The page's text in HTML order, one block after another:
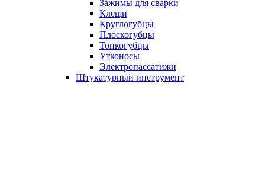
Зажимы для сварки
Клещи
Круглогубцы
Плоскогубцы
Тонкогубцы
Утконосы
Электропассатижи
Штукатурный инструмент